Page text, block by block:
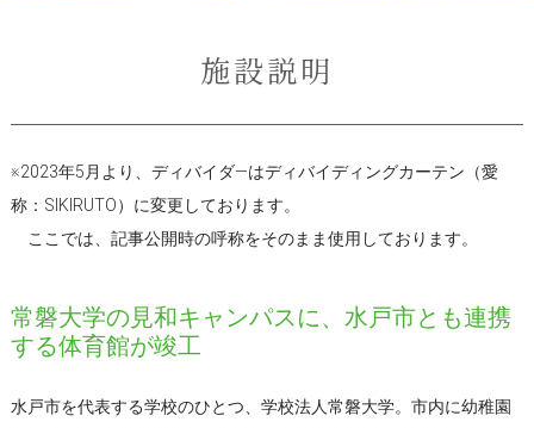
施設説明
※2023年5月より、ディバイダ―はディバイディングカーテン（愛
称：SIKIRUTO）に変更しております。
ここでは、記事公開時の呼称をそのまま使用しております。
常磐大学の見和キャンパスに、水戸市とも連携
する体育館が竣工
水戸市を代表する学校のひとつ、学校法人常磐大学。市内に幼稚園